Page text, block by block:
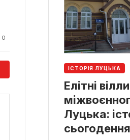
0
ІСТОРІЯ ЛУЦЬКА
Елітні вілли
Луцька:
сьогодення